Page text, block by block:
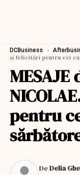
DCBusiness ›
și felicitări pentru cei
MESAJE
pentru
DeDelia